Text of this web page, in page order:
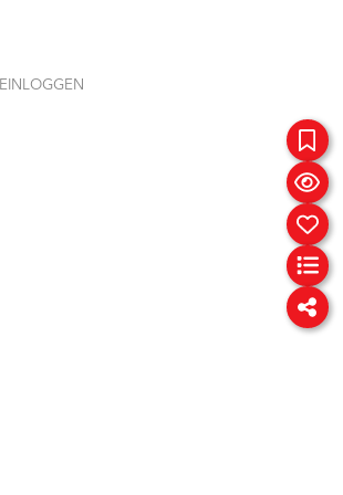
EINLOGGEN